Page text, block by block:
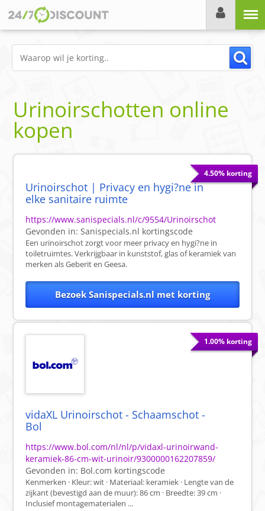
Urinoirschotten online
kopen
4.50% korting
Urinoirschot | Privacy en hygi?ne in
elke sanitaire ruimte
https://www.sanispecials.nl/c/9554/Urinoirschot
Gevonden in:Sanispecials.nl kortingscode
Een urinoirschot zorgt voor meer privacy en hygi?ne in
toiletruimtes. Verkrijgbaar in kunststof, glas of keramiek van
merken als Geberit en Geesa.
Bezoek Sanispecials.nl met korting
1.00% korting
vidaXL Urinoirschot - Schaamschot -
Bol
https://www.bol.com/nl/nl/p/vidaxl-urinoirwand-
keramiek-86-cm-wit-urinoir/9300000162207859/
Gevonden in: Bol.com kortingscode
Kenmerken · Kleur: wit · Materiaal: keramiek · Lengte van de
zijkant (bevestigd aan de muur): 86 cm · Breedte: 39 cm ·
Inclusief montagematerialen ...